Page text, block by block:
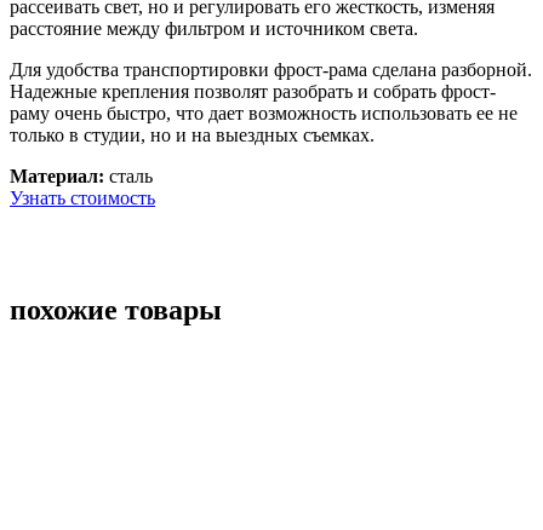
рассеивать свет, но и регулировать его жесткость, изменяя
расстояние между фильтром и источником света.
Для удобства транспортировки фрост-рама сделана разборной.
Надежные крепления позволят разобрать и собрать фрост-
раму очень быстро, что дает возможность использовать ее не
только в студии, но и на выездных съемках.
Материал: сталь
Узнать стоимость
похожие товары